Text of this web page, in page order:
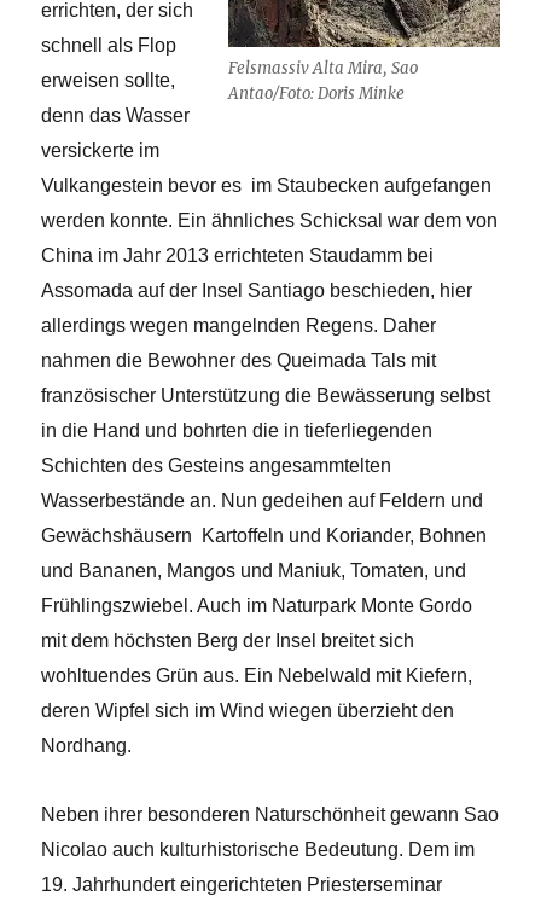
Felsmassiv Alta Mira, Sao
Antao/Foto: Doris Minke
errichten, der sich
schnell als Flop
erweisen sollte,
denn das Wasser
versickerte im
Vulkangestein bevor es im Staubecken aufgefangen
werden konnte. Ein ähnliches Schicksal war dem von
China im Jahr 2013 errichteten Staudamm bei
Assomada auf der Insel Santiago beschieden, hier
allerdings wegen mangelnden Regens. Daher
nahmen die Bewohner des Queimada Tals mit
französischer Unterstützung die Bewässerung selbst
in die Hand und bohrten die in tieferliegenden
Schichten des Gesteins angesammtelten
Wasserbestände an. Nun gedeihen auf Feldern und
Gewächshäusern Kartoffeln und Koriander, Bohnen
und Bananen, Mangos und Maniuk, Tomaten, und
Frühlingszwiebel. Auch im Naturpark Monte Gordo
mit dem höchsten Berg der Insel breitet sich
wohltuendes Grün aus. Ein Nebelwald mit Kiefern,
deren Wipfel sich im Wind wiegen überzieht den
Nordhang.
Neben ihrer besonderen Naturschönheit gewann Sao
Nicolao auch kulturhistorische Bedeutung. Dem im
19. Jahrhundert eingerichteten Priesterseminar